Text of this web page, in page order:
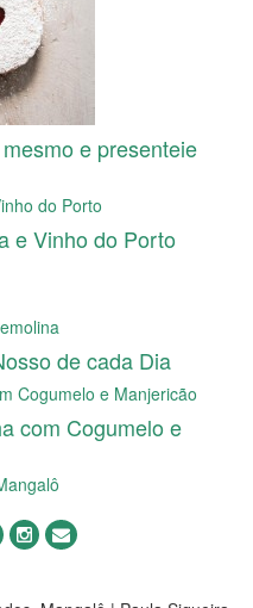
e presenteie
e Vinho do Porto
de cada Dia
com Cogumelo e